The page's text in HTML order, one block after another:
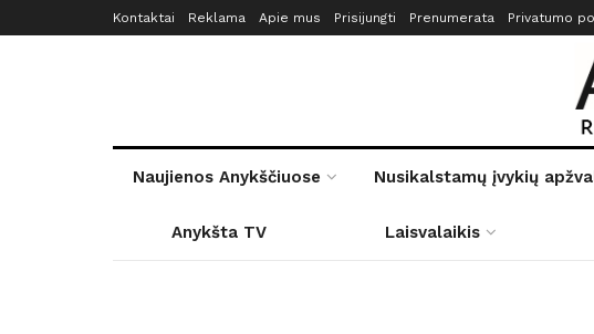
Kontaktai Reklama Apie mus Prisijungti Prenumerata Privatumo
Naujienos Anykščiuose Nusikalstamų įvykių
Anykšta TV Laisvalaikis